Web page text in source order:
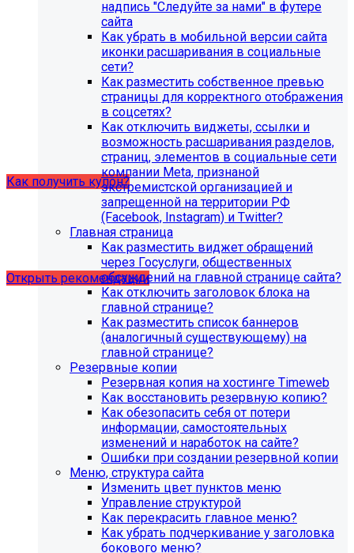
В связи с новыми требованиями Приказа 1493
Рособнадзора нами были внесены изменения в
поставку готовых решений для образовательных
Теперь в сборку готовых решений для образовательных
организаций входит модуль SIMAI-SF4: Сведения об
образовательной организации (simai.sveden). Для
корректной работы модуля необходимо активировать
Как получить купон?
Что делать, если на хостинге не
хватает места?
Открыть рекомендации
Рекомендации по безопасности
надпись "Следуйте за нами" в футере
сайта
Как убрать в мобильной версии сайта
иконки расшаривания в социальные
сети?
Как разместить собственное превью
страницы для корректного отображения
в соцсетях?
Как отключить виджеты, ссылки и
возможность расшаривания разделов,
страниц, элементов в социальные сети
компании Meta, признаной
экстремистской организацией и
запрещенной на территории РФ
(Facebook, Instagram) и Twitter?
Главная страница
Как разместить виджет обращений
через Госуслуги, общественных
обсуждений на главной странице сайта?
Как отключить заголовок блока на
главной странице?
Как разместить список баннеров
(аналогичный существующему) на
главной странице?
Резервные копии
Резервная копия на хостинге Timeweb
Как восстановить резервную копию?
Как обезопасить себя от потери
информации, самостоятельных
изменений и наработок на сайте?
Ошибки при создании резервной копии
Меню, структура сайта
Изменить цвет пунктов меню
Управление структурой
Как перекрасить главное меню?
Как убрать подчеркивание у заголовка
бокового меню?